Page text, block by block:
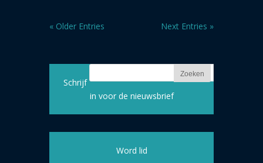
« Older Entries Next Entries »
Schrijf
in voor de nieuwsbrief
Word lid